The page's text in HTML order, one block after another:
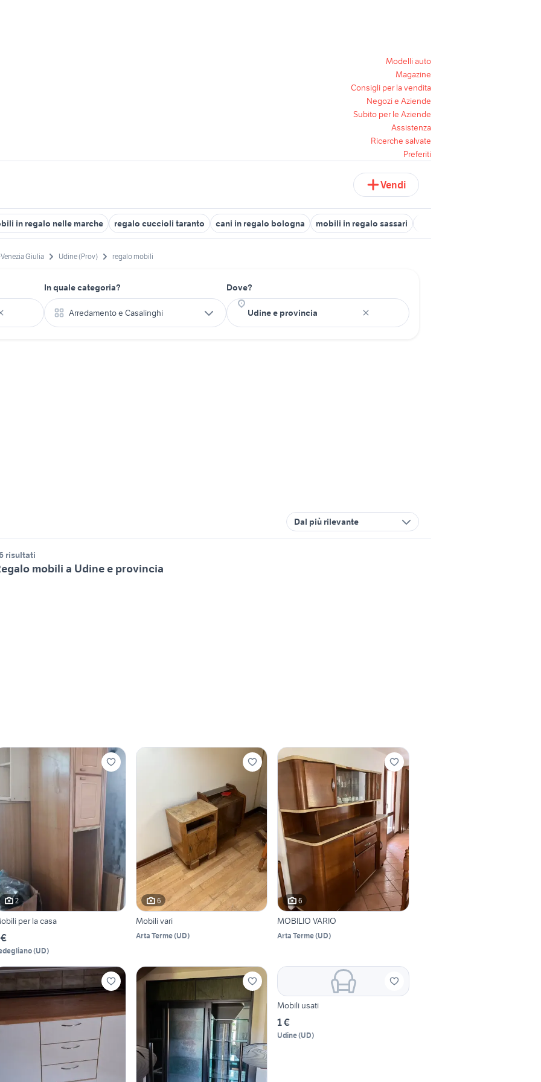
Modelli auto
Magazine
Consigli per la vendita
Negozi e Aziende
Subito per le Aziende
Assistenza
Ricerche salvate
Preferiti
Vendi
in regalo nelle marche regalo cuccioli taranto cani in regalo bologna mobili in regalo sassari
Giulia Udine (Prov) regalo mobili
In quale categoria?
Arredamento e Casalinghi
Dove?
Dal più rilevante
risultati
mobili a Udine e provincia
2
per la casa
(UD)
6
Mobili vari
Arta Terme(UD)
6
MOBILIO VARIO
Arta Terme(UD)
Mobili usati
1 €
Udine(UD)